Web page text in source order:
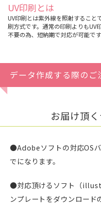
UV印刷とは
UV印刷とは紫外線を照射すること
刷方式です。通常の印刷よりもUV
不要の為、短納期で対応が可能です
データ作成する際のご
お届け頂
●Adobeソフトの対応OS
でになります。
●対応頂けるソフト（
ンプレートをダウンロード